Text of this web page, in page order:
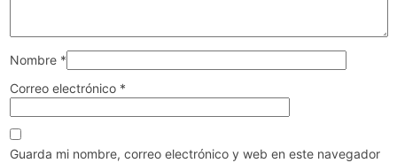
Nombre *
Correo electrónico *
Guarda mi nombre, correo electrónico y web en este navegador